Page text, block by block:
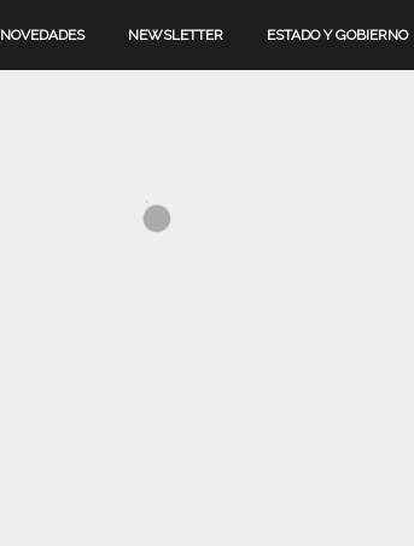
NOVEDADES NEWSLETTER ESTADO Y GOBIERNO